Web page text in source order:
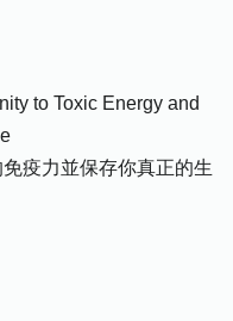
to Toxic Energy and
疫力並保存你真正的生